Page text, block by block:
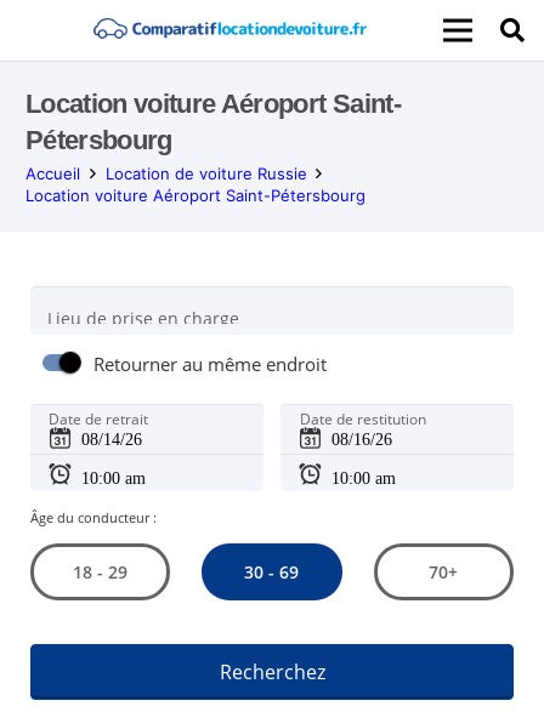
Location voiture Aéroport Saint-
Pétersbourg
Accueil
Location de voiture Russie
Location voiture Aéroport Saint-Pétersbourg
Lieu de prise en charge
Retourner au même endroit
Date de retrait Date de restitution
Âge du conducteur :
18 - 29 30 - 69 70+
Recherchez